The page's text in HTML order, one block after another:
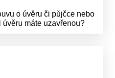
o úvěru či půjčce nebo
máte uzavřenou?